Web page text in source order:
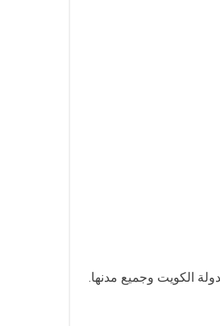
الكويت وجميع مدنها.